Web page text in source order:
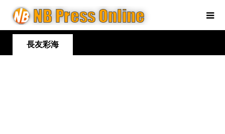
長友彩海